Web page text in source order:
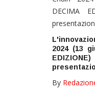
2024 (13
By